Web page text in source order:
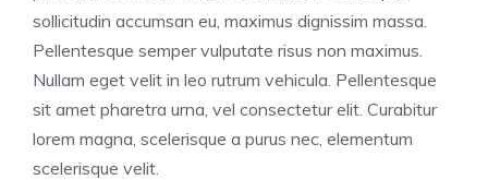
sollicitudin accumsan eu, maximus dignissim massa.
Pellentesque semper vulputate risus non maximus.
Nullam eget velit in leo rutrum vehicula. Pellentesque
sit amet pharetra urna, vel consectetur elit. Curabitur
lorem magna, scelerisque a purus nec, elementum
scelerisque velit.